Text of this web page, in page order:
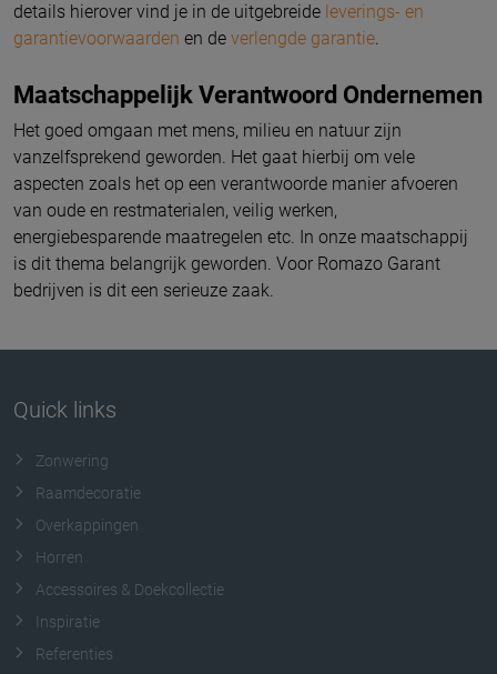
details hierover vind je in de uitgebreide leverings- en
garantievoorwaarden en de verlengde garantie.
Maatschappelijk Verantwoord Ondernemen
Het goed omgaan met mens, milieu en natuur zijn
vanzelfsprekend geworden. Het gaat hierbij om vele
aspecten zoals het op een verantwoorde manier afvoeren
van oude en restmaterialen, veilig werken,
energiebesparende maatregelen etc. In onze maatschappij
is dit thema belangrijk geworden. Voor Romazo Garant
bedrijven is dit een serieuze zaak.
Quick links
Zonwering
Raamdecoratie
Overkappingen
Horren
Accessoires & Doekcollectie
Inspiratie
Referenties